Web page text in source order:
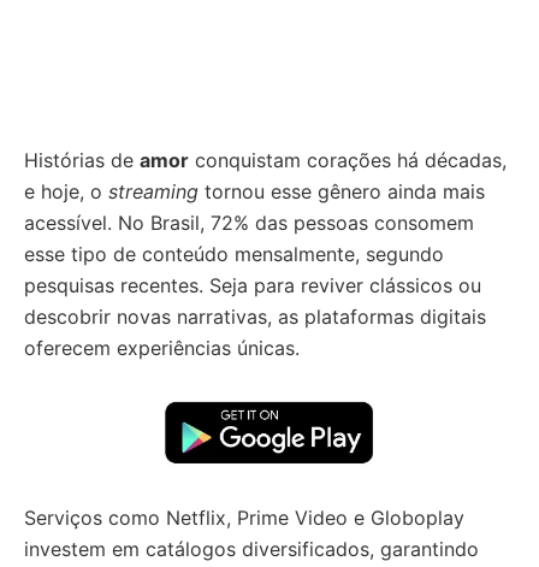
Histórias de amor conquistam corações há décadas,
e hoje, o streaming tornou esse gênero ainda mais
acessível. No Brasil, 72% das pessoas consomem
esse tipo de conteúdo mensalmente, segundo
pesquisas recentes. Seja para reviver clássicos ou
descobrir novas narrativas, as plataformas digitais
oferecem experiências únicas.
Serviços como Netflix, Prime Video e Globoplay
investem em catálogos diversificados, garantindo